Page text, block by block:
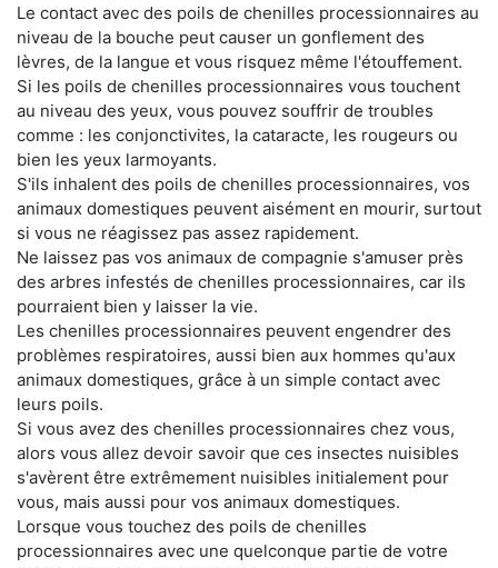
Le contact avec des poils de chenilles processionnaires au
niveau de la bouche peut causer un gonflement des
lèvres, de la langue et vous risquez même l'étouffement.
Si les poils de chenilles processionnaires vous touchent
au niveau des yeux, vous pouvez souffrir de troubles
comme : les conjonctivites, la cataracte, les rougeurs ou
bien les yeux larmoyants.
S'ils inhalent des poils de chenilles processionnaires, vos
animaux domestiques peuvent aisément en mourir, surtout
si vous ne réagissez pas assez rapidement.
Ne laissez pas vos animaux de compagnie s'amuser près
des arbres infestés de chenilles processionnaires, car ils
pourraient bien y laisser la vie.
Les chenilles processionnaires peuvent engendrer des
problèmes respiratoires, aussi bien aux hommes qu'aux
animaux domestiques, grâce à un simple contact avec
leurs poils.
Si vous avez des chenilles processionnaires chez vous,
alors vous allez devoir savoir que ces insectes nuisibles
s'avèrent être extrêmement nuisibles initialement pour
vous, mais aussi pour vos animaux domestiques.
Lorsque vous touchez des poils de chenilles
processionnaires avec une quelconque partie de votre